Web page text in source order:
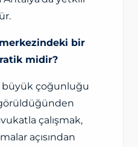
bir
midir?
büyük çoğunluğu
çalışmak,
açısından